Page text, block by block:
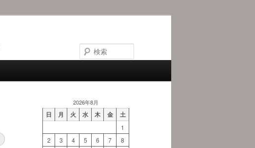
索
2026年8月
日 月 火 水 木 金 土
1
2
3 4 5 6 7
8